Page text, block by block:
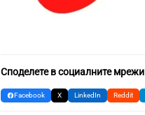
Споделете в социалните
Facebook X LinkedIn Reddit